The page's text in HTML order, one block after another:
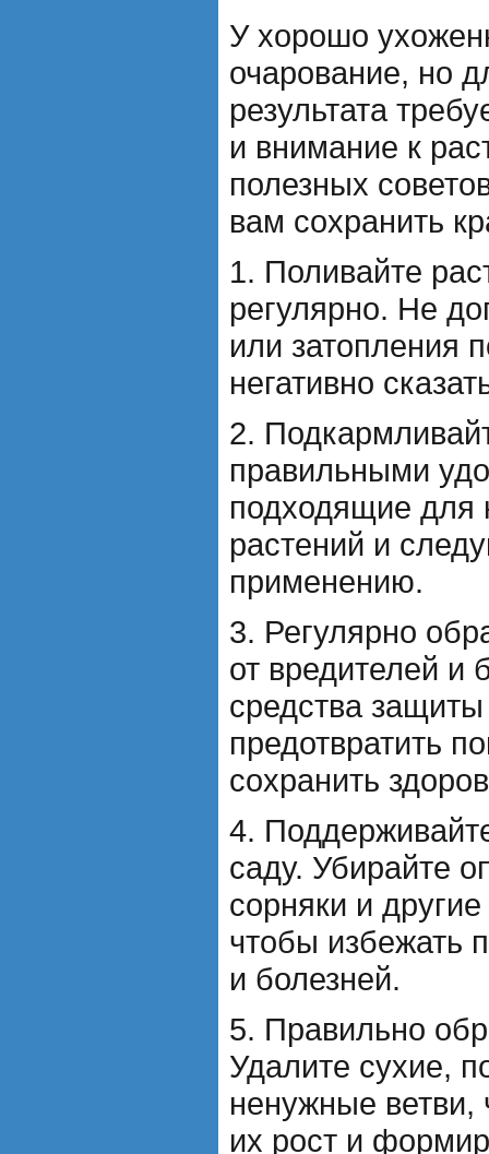
У хорошо
очарование, но
результата
и внимание к
полезных
вам сохранить
1. Поливайте
регулярно. Не
или затопления
негативно
2.
правильными
подходящие для
растений и
применению.
3. Регулярно
от вредителей и
средства
предотвратить
сохранить
4.
саду. Убирайте
сорняки и
чтобы избежать
и болезней.
5. Правильно
Удалите сухие,
ненужные ветви,
их рост и